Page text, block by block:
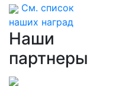
См. список
наших наград
Наши
партнеры